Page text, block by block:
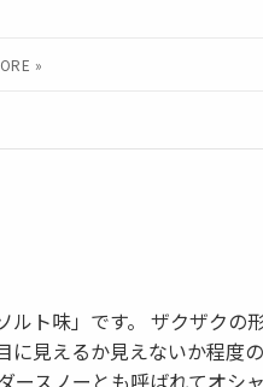
ト味」です。 ザクザクの
見えるか見えないか程度
スノーとも呼ばれてオシ